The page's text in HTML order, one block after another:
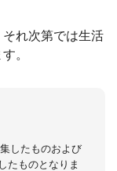
れ次第では生活
。
したものおよび
たものとなりま